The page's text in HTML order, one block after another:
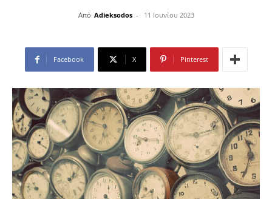
Από Adieksodos - 11 Ιουνίου 2023
Facebook X Pinterest